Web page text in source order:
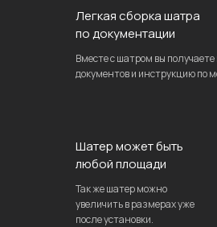
Легкая сборка шатра
по документации
Вместе с шатром вы
документов и инструкцию по
Шатер может быть
любой площади
Так же шатер можно
увеличить в размерах уже
после установки.